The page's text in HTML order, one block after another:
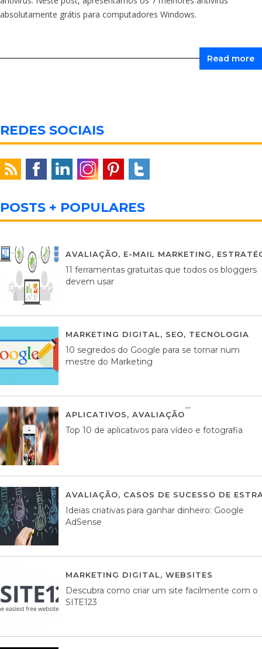
absolutamente grátis para computadores Windows.
Read more
REDES SOCIAIS
POSTS + POPULARES
AVALIAÇÃO, E-MAIL MARKETING,
11 ferramentas gratuitas que todos os bloggers
devem usar
MARKETING DIGITAL, SEO, TECNOLOGIA
10 segredos do Google para se tornar num
mestre do Marketing
APLICATIVOS, AVALIAÇÃO
Top 10 de aplicativos para vídeo e fotografia
AVALIAÇÃO, CASOS DE SUCESSO DE
Ideias criativas para ganhar dinheiro: Google
AdSense
MARKETING DIGITAL, WEBSITES
Descubra como criar um site facilmente com o
SITE123